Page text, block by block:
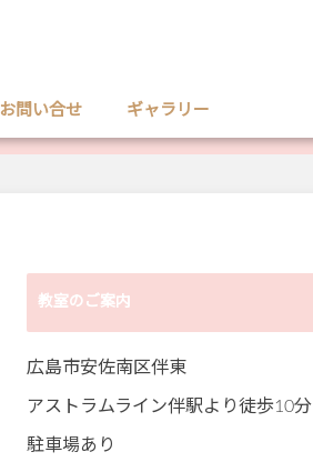
お問い合せ ギャラリー
教室のご案内
広島市安佐南区伴東
アストラムライン伴駅より徒歩10分
駐車場あり